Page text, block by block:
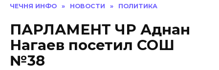
ЧЕЧНЯ ИНФО » НОВОСТИ » ПОЛИТИКА
ПАРЛАМЕНТ ЧР Аднан
Нагаев посетил СОШ
№38